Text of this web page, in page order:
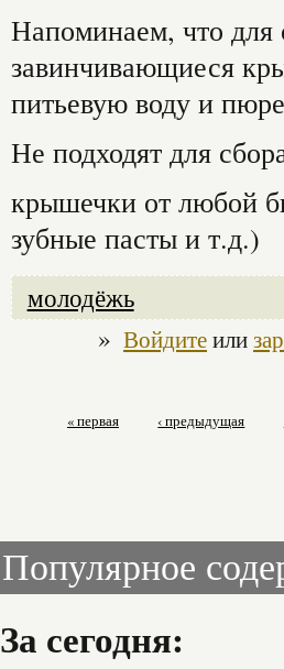
Напоминаем, что для
завинчивающиеся
питьевую воду и
Не подходят для
крышечки от любой
зубные пасты и т.д.)
молодёжь
» Войдитеили
« первая ‹ предыдущая
Популярное
За сегодня: